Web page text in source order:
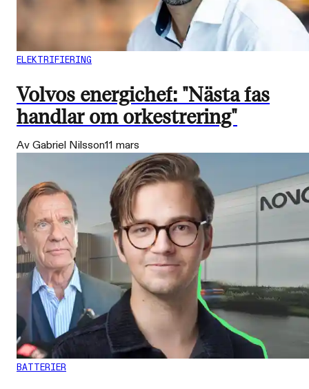
ELEKTRIFIERING
Volvos energichef: "Nästa fas
handlar om orkestrering"
Av Gabriel Nilsson11 mars
BATTERIER